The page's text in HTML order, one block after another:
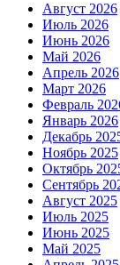
Август 2026
Июль 2026
Июнь 2026
Май 2026
Апрель 2026
Март 2026
Февраль
Январь 2026
Декабрь
Ноябрь 2025
Октябрь
Сентябрь
Август 2025
Июль 2025
Июнь 2025
Май 2025